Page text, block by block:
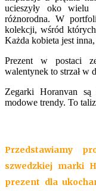
ucieszyły oko wielu
różnorodna. W
kolekcji, wśród
Każda kobieta jest
Prezent w postaci
walentynek to strzał w
Zegarki Horanvan
modowe trendy. To
Przedstawiamy
szwedzkiej marki
prezent dla